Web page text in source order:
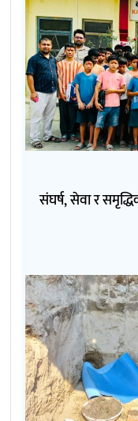
संघर्ष, सेवा र